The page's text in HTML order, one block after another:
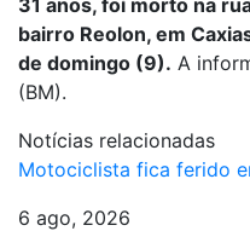
bairro Reolon, em
de domingo (9). A
(BM).
Notícias relacionadas
Motociclista fica ferido
6 ago, 2026